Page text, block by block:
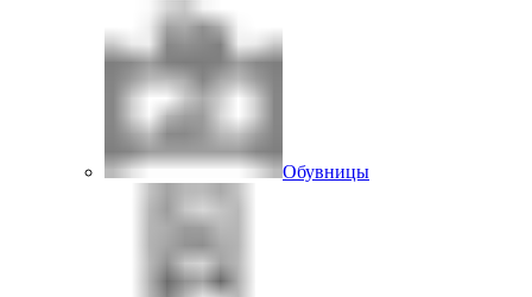
Обувницы